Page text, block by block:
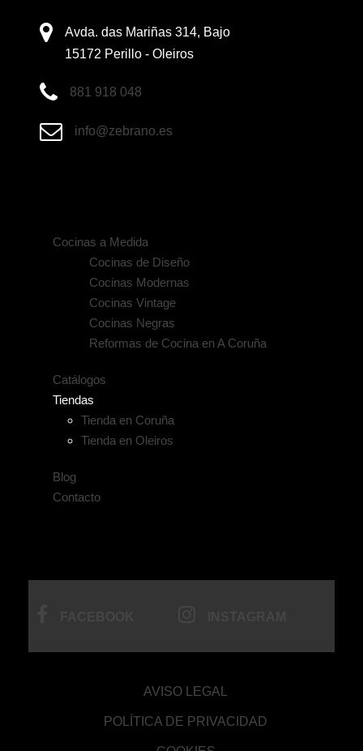
Avda. das Mariñas 314, Bajo
15172 Perillo - Oleiros
881 918 048
info@zebrano.es
Cocinas a Medida
Cocinas de Diseño
Cocinas Modernas
Cocinas Vintage
Cocinas Negras
Reformas de Cocina en A Coruña
Catálogos
Tiendas
Tienda en Coruña
Tienda en Oleiros
Blog
Contacto
AVISO LEGAL
POLÍTICA DE PRIVACIDAD